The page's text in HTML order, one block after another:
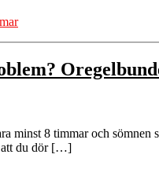
8 timmar och
att du dör […]